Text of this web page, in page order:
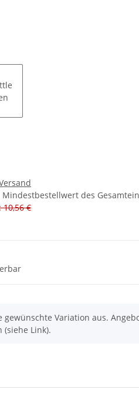
des
€
gewünschte Variation aus.
Link).